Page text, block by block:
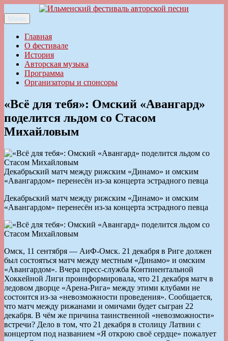
к
содержимому
Ильменский фестиваль авторской песни
Меню
Главная
О фестивале
История
Авторская музыка
Программа
Организаторы и спонсоры
«Всё для тебя»: Омский «Авангард»
поделится льдом со Стасом
Михайловым
Декабрьский матч между рижским «Динамо» и омским
«Авангардом» перенесён из-за концерта эстрадного певца
Декабрьский матч между рижским «Динамо» и омским
«Авангардом» перенесён из-за концерта эстрадного певца
Омск, 11 сентября — АиФ-Омск. 21 декабря в Риге должен
был состояться матч между местным «Динамо» и омским
«Авангардом». Вчера пресс-служба Континентальной
Хоккейной Лиги проинформировала, что 21 декабря матч в
ледовом дворце «Арена-Рига» между этими клубами не
состоится из-за «невозможности проведения». Сообщается,
что матч между рижанами и омичами будет сыгран 22
декабря. В чём же причина таинственной «невозможности»
встречи? Дело в том, что 21 декабря в столицу Латвии с
концертом под названием «Я открою своё сердце» пожалует